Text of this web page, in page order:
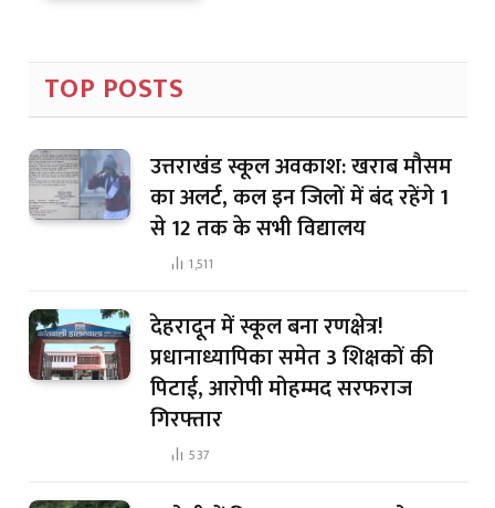
TOP POSTS
उत्तराखंड स्कूल अवकाश: खराब मौसम
का अलर्ट, कल इन जिलों में बंद रहेंगे 1
से 12 तक के सभी विद्यालय
1,511
देहरादून में स्कूल बना रणक्षेत्र!
प्रधानाध्यापिका समेत 3 शिक्षकों की
पिटाई, आरोपी मोहम्मद सरफराज
गिरफ्तार
537